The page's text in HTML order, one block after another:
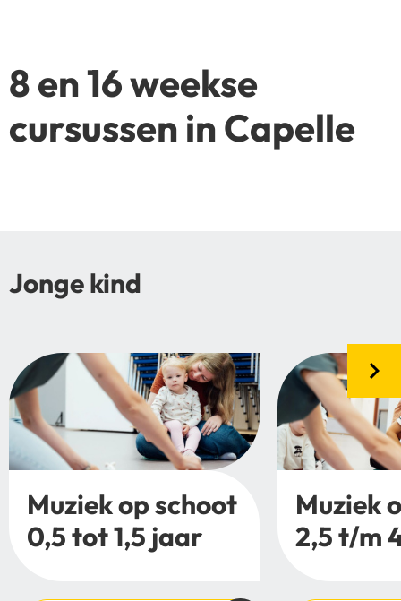
8 en 16 weekse
cursussen in Capelle
Jonge kind
Muziek op schoot
0,5 tot 1,5 jaar
Muziek
2,5 t/m